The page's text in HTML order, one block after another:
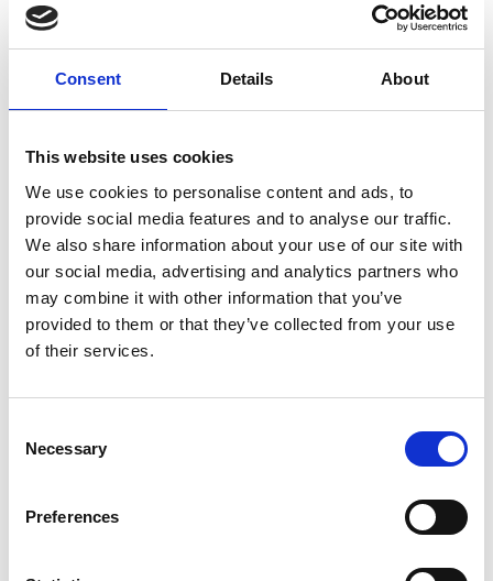
Consent Details About
This website uses cookies
We use cookies to personalise content and ads, to
provide social media features and to analyse our traffic.
We also share information about your use of our site with
our social media, advertising and analytics partners who
may combine it with other information that you’ve
provided to them or that they’ve collected from your use
of their services.
Selection
Necessary
Preferences
Enkele lokalen in de school stonden leeg omdat men op machines
de schoenmakersschool pas in september 1915 geopend werd.
grote invloed op het aantal leerlingen in de beginjaren, omdat
vakschool leverde een belangrijke bijdrage aan het opleiden van
toekomstige leiders in de leder- en schoenindustrie.
In 1940 kreeg de school de naam ’Rijksvakschool voor de Leder-
en Schoenindustrie’ en via de Middelbare Nijverheidsschool in
1948 werd het uiteindelijk in 1968 een school voor middelbaar
beroepsonderwijs ’Middelbare Vakschool voor de Leder- en
Vanaf het einde van de jaren ’60 probeerde het bestuur, vaak in
samenwerking met het bedrijfsleven, nog propaganda te voeren
leerlingenaantal. De avondschool werd stopgezet per 1 oktober
de school voor het schooljaar 1972/1973 nog eerste klassen te